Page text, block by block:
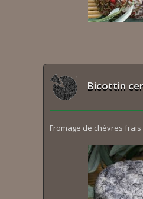
Bicottin
Fromage de chèvres